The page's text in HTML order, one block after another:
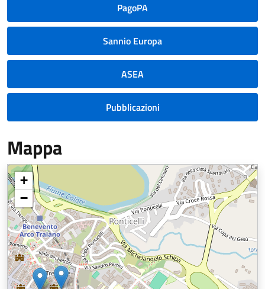
PagoPA
Sannio Europa
ASEA
Pubblicazioni
Mappa
+
−